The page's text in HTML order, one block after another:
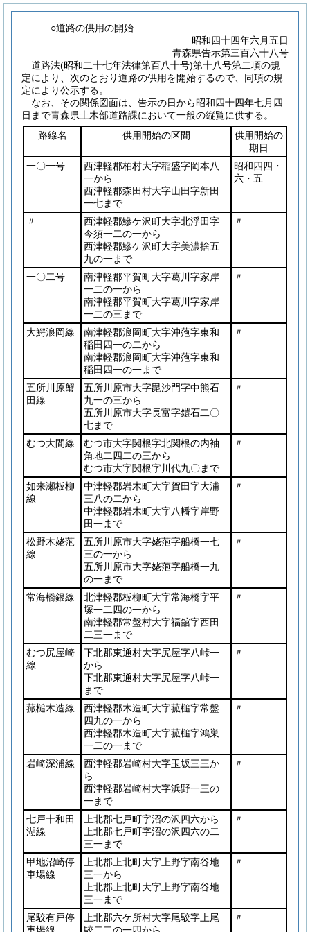
○道路の供用の開始
昭和四十四年六月五日
青森県告示第三百六十八号
道路法(昭和二十七年法律第百八十号)第十八号第二項の規
定により、次のとおり道路の供用を開始するので、同項の規
定により公示する。
なお、その関係図面は、告示の日から昭和四十四年七月四
日まで青森県土木部道路課において一般の縦覧に供する。
路線名
供用開始の区間
供用開始の
期日
一〇一号
西津軽郡柏村大字稲盛字岡本八
一から
西津軽郡森田村大字山田字新田
一七まで
昭和四四・
六・五
〃
西津軽郡鰺ケ沢町大字北浮田字
今須一二の一から
西津軽郡鰺ケ沢町大字美濃捨五
九の一まで
〃
一〇二号
南津軽郡平賀町大字葛川字家岸
一二の一から
南津軽郡平賀町大字葛川字家岸
一二の三まで
〃
大鰐浪岡線
南津軽郡浪岡町大字沖萢字東和
稲田四一の二から
南津軽郡浪岡町大字沖萢字東和
稲田四一の一まで
〃
五所川原蟹
田線
五所川原市大字毘沙門字中熊石
九一の三から
五所川原市大字長富字鎧石二〇
七まで
〃
むつ大間線
むつ市大字関根字北関根の内袖
角地二四二の三から
むつ市大字関根字川代九〇まで
〃
如来瀬板柳
線
中津軽郡岩木町大字賀田字大浦
三八の二から
中津軽郡岩木町大字八幡字岸野
田一まで
〃
松野木姥萢
線
五所川原市大字姥萢字船橋一七
三の一から
五所川原市大字姥萢字船橋一九
の一まで
〃
常海橋銀線
北津軽郡板柳町大字常海橋字平
塚一二四の一から
南津軽郡常盤村大字福舘字西田
二三一まで
〃
むつ尻屋崎
線
下北郡東通村大字尻屋字八峠一
から
下北郡東通村大字尻屋字八峠一
まで
〃
菰槌木造線
西津軽郡木造町大字菰槌字常盤
四九の一から
西津軽郡木造町大字菰槌字鴻巣
一二の一まで
〃
岩崎深浦線
西津軽郡岩崎村大字玉坂三三か
ら
西津軽郡岩崎村大字浜野一三の
一まで
〃
七戸十和田
湖線
上北郡七戸町字沼の沢四六から
上北郡七戸町字沼の沢四六の二
三一まで
〃
甲地沼崎停
車場線
上北郡上北町大字上野字南谷地
三一から
上北郡上北町大字上野字南谷地
三一まで
〃
尾駮有戸停
上北郡六ケ所村大字尾駮字上尾
〃